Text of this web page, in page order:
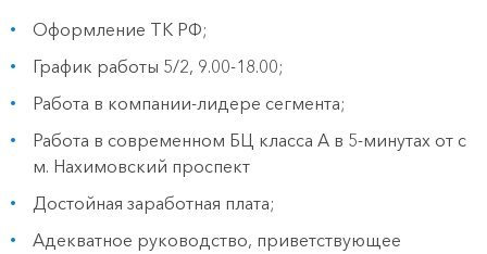
Оформление ТК РФ;
График работы 5/2, 9.00-18.00;
Работа в компании-лидере сегмента;
Работа в современном БЦ класса А в 5-минутах от с
м. Нахимовский проспект
Достойная заработная плата;
Адекватное руководство, приветствующее